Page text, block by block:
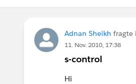
Adnan Sheikh fragte
11. Nov. 2010, 17:38
s-control
Hi